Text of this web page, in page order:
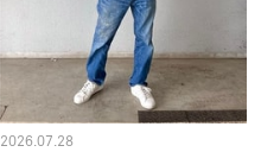
2026.07.28